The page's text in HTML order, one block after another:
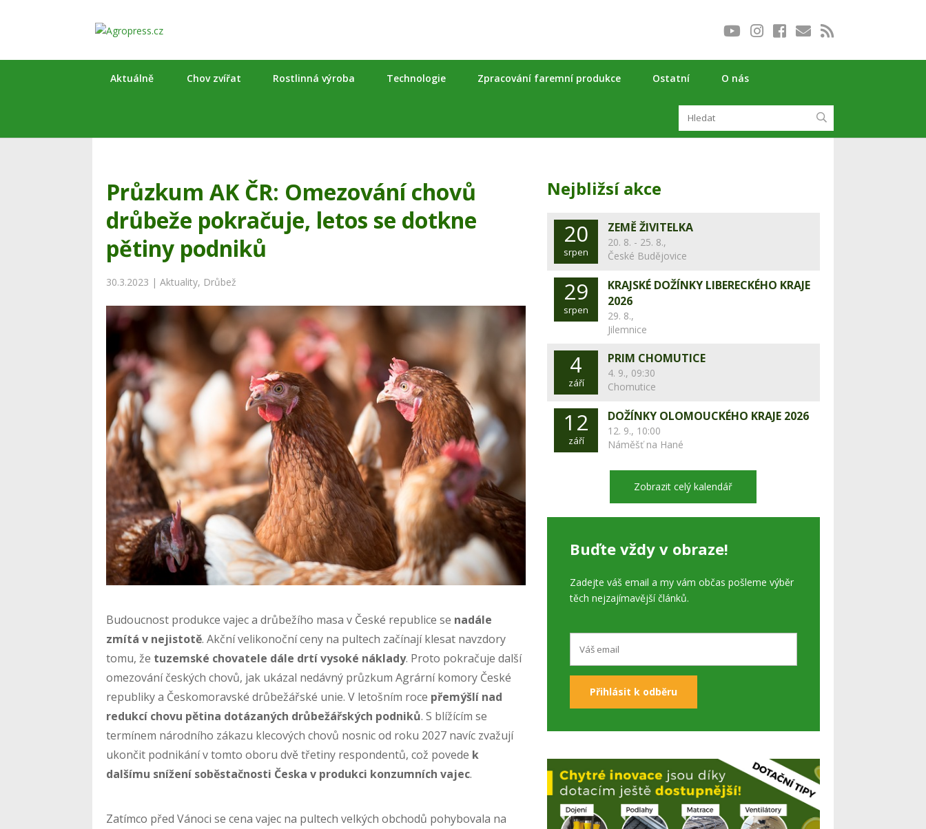
Aktuálně Chov zvířat Rostlinná výroba Technologie Zpracování faremní produkce Ostatní O nás
Průzkum AK ČR: Omezování chovů
drůbeže pokračuje, letos se dotkne
pětiny podniků
30.3.2023 |Aktuality, Drůbež
Budoucnost produkce vajec a drůbežího masa v České republice se nadále
zmítá v nejistotě. Akční velikonoční ceny na pultech začínají klesat navzdory
tomu, že tuzemské chovatele dále drtí vysoké náklady. Proto pokračuje další
omezování českých chovů, jak ukázal nedávný průzkum Agrární komory České
republiky a Českomoravské drůbežářské unie. V letošním roce přemýšlí nad
redukcí chovu pětina dotázaných drůbežářských podniků. S blížícím se
termínem národního zákazu klecových chovů nosnic od roku 2027 navíc zvažují
ukončit podnikání v tomto oboru dvě třetiny respondentů, což povede k
dalšímu snížení soběstačnosti Česka v produkci konzumních vajec.
Zatímco před Vánoci se cena vajec na pultech velkých obchodů pohybovala na
Nejbližsí akce
20
srpen
ZEMĚ ŽIVITELKA
20. 8. - 25. 8.,
České Budějovice
29
srpen
KRAJSKÉ DOŽÍNKY LIBERECKÉHO KRAJE
2026
29. 8.,
Jilemnice
4
září
PRIM CHOMUTICE
4. 9., 09:30
Chomutice
12
září
DOŽÍNKY OLOMOUCKÉHO KRAJE 2026
12. 9., 10:00
Náměšť na Hané
Zobrazit celý kalendář
Buďte vždy v obraze!
Zadejte váš email a my vám občas pošleme výběr
těch nejzajímavější článků.